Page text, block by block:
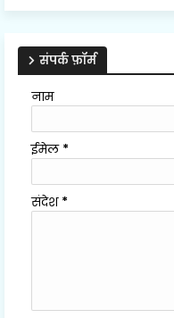
संपर्क फ़ॉर्म
नाम
ईमेल *
संदेश *